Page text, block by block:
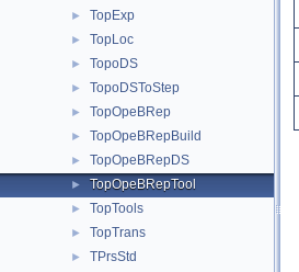
► TopExp
► TopLoc
► TopoDS
► TopoDSToStep
► TopOpeBRep
► TopOpeBRepBuild
► TopOpeBRepDS
► TopOpeBRepTool
► TopTools
► TopTrans
► TPrsStd